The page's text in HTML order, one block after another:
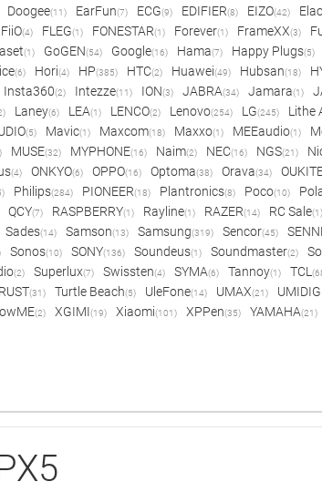
Doogee(11) EarFun(7) ECG(9) EDIFIER(8) EIZO(42)
Elac
FiiO(4) FLEG(1) FONESTAR(1) Forever(1) FrameXX(3)
(1) GoGEN(54) Google(16) Hama(7) Happy Plugs(5)
(6) Hori(4) HP(385) HTC(2) Huawei(49) Hubsan(18)
Insta360(2) Intezze(11) ION(3) JABRA(34) Jamara(1)
Laney(6) LEA(1) LENCO(2) Lenovo(254) LG(245)
Lithe
(5) Mavic(1) Maxcom(18) Maxxo(1) MEEaudio(1)
MUSE(32) MYPHONE(16) Naim(2) NEC(16) NGS(21)
(4) ONKYO(6) OPPO(16) Optoma(38) Orava(34)
Philips(284) PIONEER(18) Plantronics(8) Poco(10)
QCY(7) RASPBERRY(1) Rayline(1) RAZER(14) RC Sale(1)
Sades(14) Samson(13) Samsung(319) Sencor(45)
Sonos(10) SONY(136) Soundeus(1) Soundmaster(2)
(2) Superlux(7) Swissten(4) SYMA(6) Tannoy(1) TCL
(31) Turtle Beach(5) UleFone(14) UMAX(21)
(2) XGIMI(19) Xiaomi(101) XPPen(35) YAMAHA(21)